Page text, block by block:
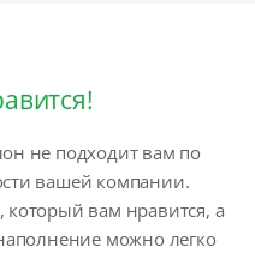
не подходит вам по
вашей компании.
вам нравится, а
можно легко